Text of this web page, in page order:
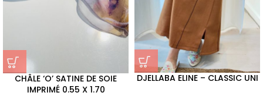
CHÂLE ‘O’ SATINE DE SOIE
IMPRIMÉ 0.55 X 1.70
DJELLABA ELINE – CLASSIC UNI